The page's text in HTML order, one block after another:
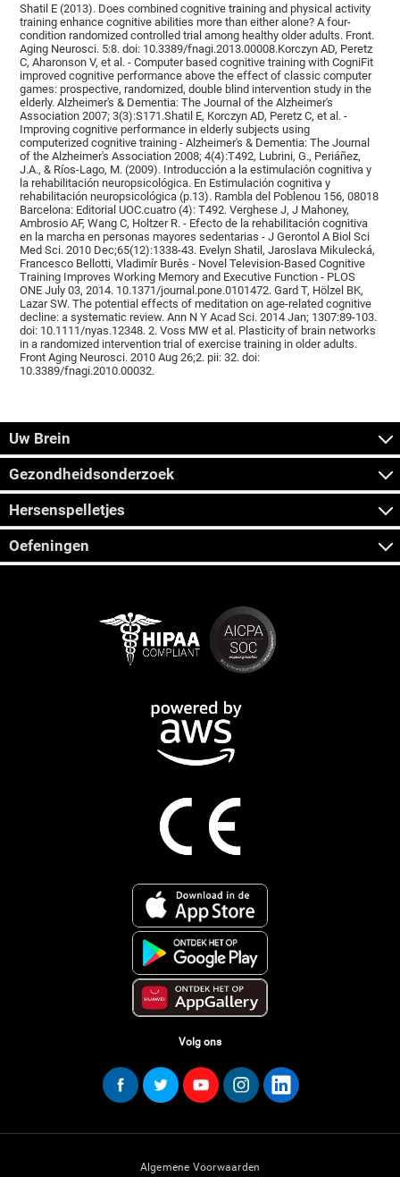
Shatil E (2013). Does combined cognitive training and physical activity
training enhance cognitive abilities more than either alone? A four-
condition randomized controlled trial among healthy older adults. Front.
Aging Neurosci. 5:8. doi: 10.3389/fnagi.2013.00008.Korczyn AD, Peretz
C, Aharonson V, et al. - Computer based cognitive training with CogniFit
improved cognitive performance above the effect of classic computer
games: prospective, randomized, double blind intervention study in the
elderly. Alzheimer's & Dementia: The Journal of the Alzheimer's
Association 2007; 3(3):S171.Shatil E, Korczyn AD, Peretz C, et al. -
Improving cognitive performance in elderly subjects using
computerized cognitive training - Alzheimer's & Dementia: The Journal
of the Alzheimer's Association 2008; 4(4):T492, Lubrini, G., Periáñez,
J.A., & Ríos-Lago, M. (2009). Introducción a la estimulación cognitiva y
la rehabilitación neuropsicológica. En Estimulación cognitiva y
rehabilitación neuropsicológica (p.13). Rambla del Poblenou 156, 08018
Barcelona: Editorial UOC.cuatro (4): T492. Verghese J, J Mahoney,
Ambrosio AF, Wang C, Holtzer R. - Efecto de la rehabilitación cognitiva
en la marcha en personas mayores sedentarias - J Gerontol A Biol Sci
Med Sci. 2010 Dec;65(12):1338-43. Evelyn Shatil, Jaroslava Mikulecká,
Francesco Bellotti, Vladimír Burěs - Novel Television-Based Cognitive
Training Improves Working Memory and Executive Function - PLOS
ONE July 03, 2014. 10.1371/journal.pone.0101472. Gard T, Hölzel BK,
Lazar SW. The potential effects of meditation on age-related cognitive
decline: a systematic review. Ann N Y Acad Sci. 2014 Jan; 1307:89-103.
doi: 10.1111/nyas.12348. 2. Voss MW et al. Plasticity of brain networks
in a randomized intervention trial of exercise training in older adults.
Front Aging Neurosci. 2010 Aug 26;2. pii: 32. doi:
10.3389/fnagi.2010.00032.
Uw Brein
Gezondheidsonderzoek
Hersenspelletjes
Oefeningen
Volg ons
Algemene Voorwaarden